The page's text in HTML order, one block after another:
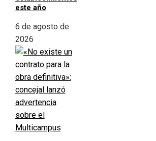
este año
6 de agosto de
2026